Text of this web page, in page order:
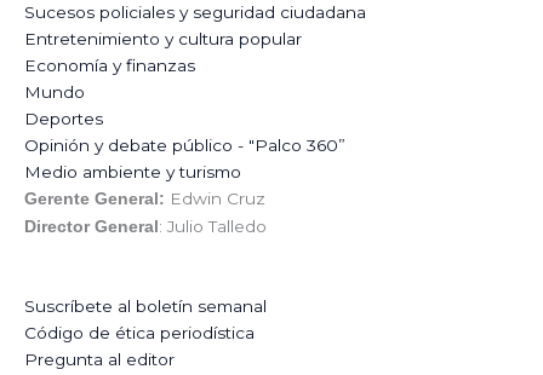
Sucesos policiales y seguridad ciudadana
Entretenimiento y cultura popular
Economía y finanzas
Mundo
Deportes
Opinión y debate público - "Palco 360”
Medio ambiente y turismo
Gerente General: Edwin Cruz
Director General: Julio Talledo
Suscríbete al boletín semanal
Código de ética periodística
Pregunta al editor